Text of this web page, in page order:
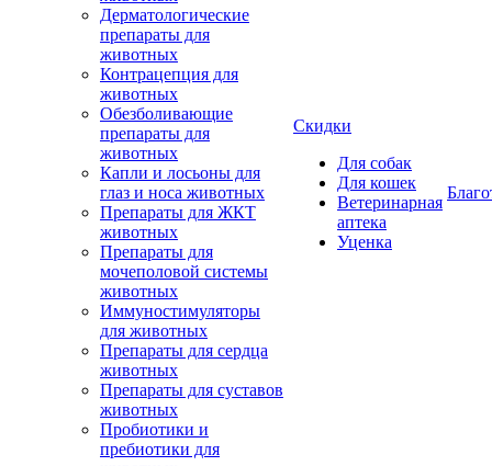
Дерматологические
препараты для
животных
Контрацепция для
животных
Обезболивающие
препараты для
животных
Капли и лосьоны для
глаз и носа животных
Препараты для ЖКТ
животных
Препараты для
мочеполовой системы
животных
Иммуностимуляторы
для животных
Препараты для сердца
животных
Препараты для суставов
животных
Пробиотики и
пребиотики для
Скидки
Для собак
Для кошек
Ветеринарная
аптека
Уценка